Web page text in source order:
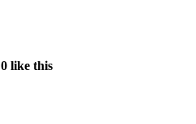
0 like this